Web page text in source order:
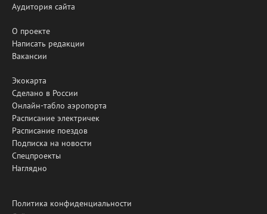
Аудитория сайта
О проекте
Написать редакции
Вакансии
Экокарта
Сделано в России
Онлайн-табло аэропорта
Расписание электричек
Расписание поездов
Подписка на новости
Спецпроекты
Наглядно
Политика конфиденциальности